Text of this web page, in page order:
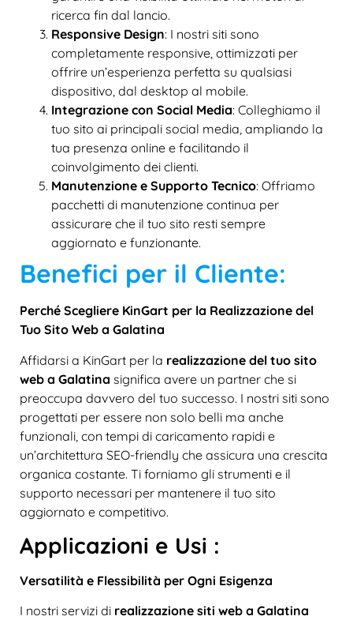
ricerca fin dal lancio.
Responsive Design: I nostri siti sono
completamente responsive, ottimizzati per
offrire un’esperienza perfetta su qualsiasi
dispositivo, dal desktop al mobile.
Integrazione con Social Media: Colleghiamo il
tuo sito ai principali social media, ampliando la
tua presenza online e facilitando il
coinvolgimento dei clienti.
Manutenzione e Supporto Tecnico: Offriamo
pacchetti di manutenzione continua per
assicurare che il tuo sito resti sempre
aggiornato e funzionante.
Benefici per il Cliente:
Perché Scegliere KinGart per la Realizzazione del
Tuo Sito Web a Galatina
Affidarsi a KinGart per la realizzazione del tuo sito
web a Galatina significa avere un partner che si
preoccupa davvero del tuo successo. I nostri siti sono
progettati per essere non solo belli ma anche
funzionali, con tempi di caricamento rapidi e
un’architettura SEO-friendly che assicura una crescita
organica costante. Ti forniamo gli strumenti e il
supporto necessari per mantenere il tuo sito
aggiornato e competitivo.
Applicazioni e Usi :
Versatilità e Flessibilità per Ogni Esigenza
I nostri servizi di realizzazione siti web a Galatina